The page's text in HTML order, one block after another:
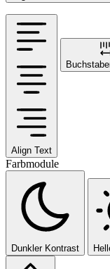
Align Text
Farbmodule
Dunkler Kontrast